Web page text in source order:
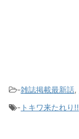
-雑誌掲載最新話,
- トキワ来たれり!!